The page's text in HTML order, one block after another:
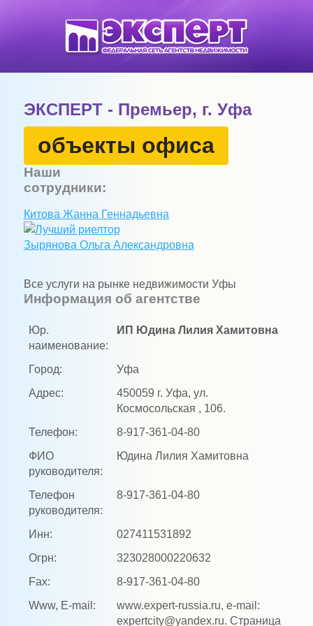
ЭКСПЕРТ - Премьер, г. Уфа
объекты офиса
Наши
сотрудники:
Китова Жанна Геннадьевна
Зырянова Ольга Александровна
Все услуги на рынке недвижимости Уфы
Информация об агентстве
Юр.
наименование:
ИП Юдина Лилия Хамитовна
Город:
Уфа
Адрес:
450059 г. Уфа, ул.
Космосольская , 106.
Телефон:
8-917-361-04-80
ФИО
руководителя:
Юдина Лилия Хамитовна
Телефон
руководителя:
8-917-361-04-80
Инн:
027411531892
Огрн:
323028000220632
Fax:
8-917-361-04-80
Www, E-mail:
www.expert-russia.ru, e-mail:
expertcity@yandex.ru. Страница